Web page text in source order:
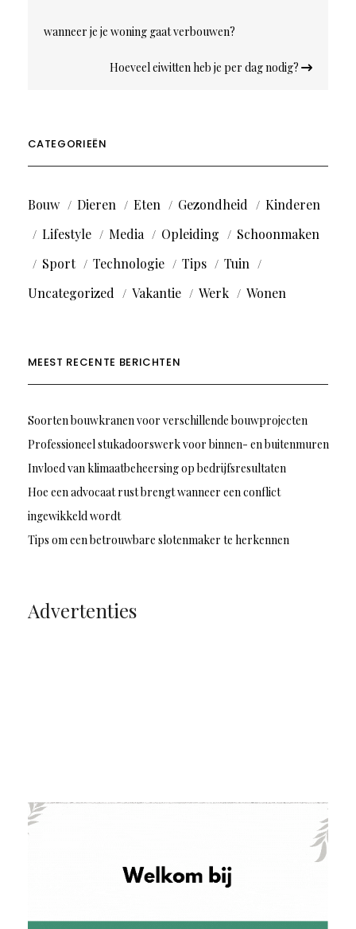
wanneer je je woning gaat verbouwen?
Hoeveel eiwitten heb je per dag nodig?
CATEGORIEËN
Bouw Dieren Eten Gezondheid
Kinderen
Lifestyle
Media Opleiding
Schoonmaken
Sport
Technologie Tips
Tuin
Uncategorized
Vakantie Werk Wonen
MEEST RECENTE BERICHTEN
Soorten bouwkranen voor verschillende bouwprojecten
Professioneel stukadoorswerk voor binnen- en buitenmuren
Invloed van klimaatbeheersing op bedrijfsresultaten
Hoe een advocaat rust brengt wanneer een conflict
ingewikkeld wordt
Tips om een betrouwbare slotenmaker te herkennen
Advertenties